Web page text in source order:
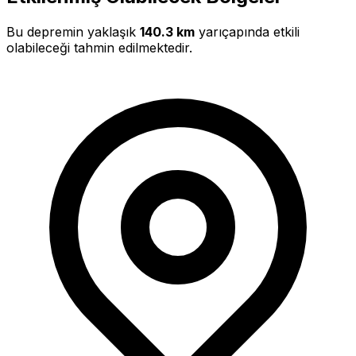
Bu depremin yaklaşık 140.3 km yarıçapında etkili
olabileceği tahmin edilmektedir.